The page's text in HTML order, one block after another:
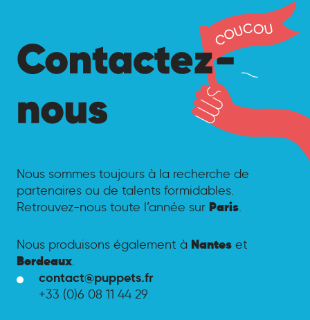
Nous sommes toujours à la recherche de
partenaires ou de talents formidables.
Retrouvez-nous toute l’année sur Paris.
Nous produisons également à Nanteset
Bordeaux.
contact@puppets.fr
+33 (0)6 08 11 44 29